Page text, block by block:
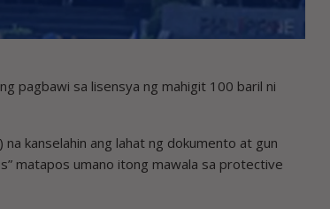
pagbawi sa lisensya ng mahigit 100 baril ni
kanselahin ang lahat ng dokumento at gun
matapos umano itong mawala sa protective